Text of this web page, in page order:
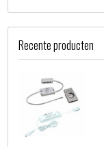
Recente producten